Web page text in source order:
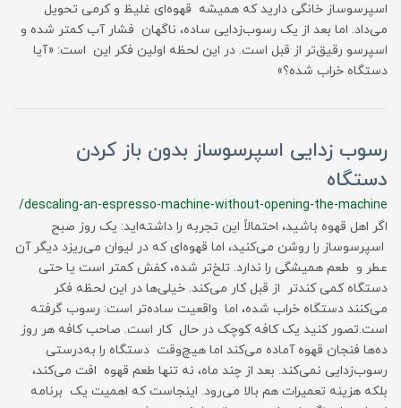
اسپرسوساز خانگی دارید که همیشه قهوه‌ای غلیظ و کرمی تحویل
می‌داد. اما بعد از یک رسوب‌زدایی ساده، ناگهان فشار آب کمتر شده و
اسپرسو رقیق‌تر از قبل است. در این لحظه اولین فکر این است: «آیا
دستگاه خراب شده؟»
رسوب زدایی اسپرسوساز بدون باز کردن
دستگاه
/descaling-an-espresso-machine-without-opening-the-machine
اگر اهل قهوه باشید، احتمالاً این تجربه را داشته‌اید: یک روز صبح
اسپرسوساز را روشن می‌کنید، اما قهوه‌ای که در لیوان می‌ریزد دیگر آن
عطر و طعم همیشگی را ندارد. تلخ‌تر شده، کفش کمتر است یا حتی
دستگاه کمی کندتر از قبل کار می‌کند. خیلی‌ها در این لحظه فکر
می‌کنند دستگاه خراب شده، اما واقعیت ساده‌تر است: رسوب گرفته
است.تصور کنید یک کافه کوچک در حال کار است. صاحب کافه هر روز
ده‌ها فنجان قهوه آماده می‌کند اما هیچ‌وقت دستگاه را به‌درستی
رسوب‌زدایی نمی‌کند. بعد از چند ماه، نه تنها طعم قهوه افت می‌کند،
بلکه هزینه تعمیرات هم بالا می‌رود. اینجاست که اهمیت یک برنامه